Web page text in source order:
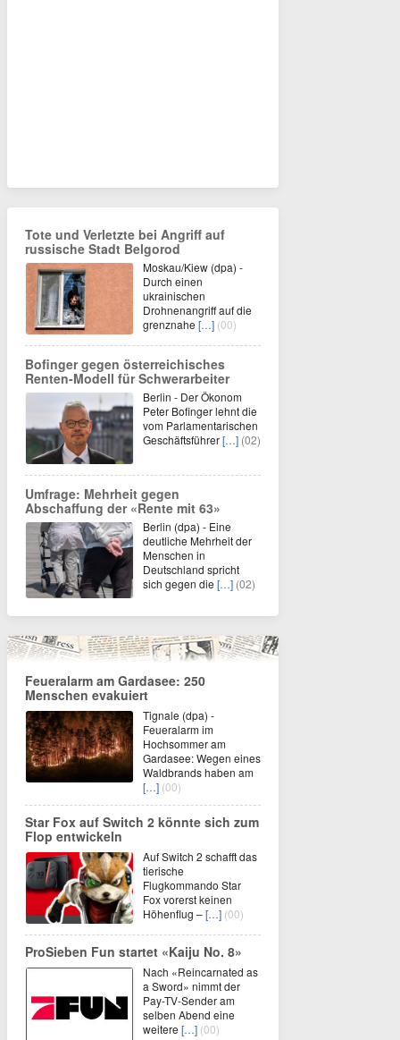
Tote und Verletzte bei Angriff auf
russische Stadt Belgorod
Moskau/Kiew (dpa) -
Durch einen
ukrainischen
Drohnenangriff auf die
grenznahe […] (00)
Bofinger gegen österreichisches
Renten-Modell für Schwerarbeiter
Berlin - Der Ökonom
Peter Bofinger lehnt die
vom Parlamentarischen
Geschäftsführer[…] (02)
Umfrage: Mehrheit gegen
Abschaffung der «Rente mit 63»
Berlin (dpa) - Eine
deutliche Mehrheit der
Menschen in
Deutschland spricht
sich gegen die […] (02)
Feueralarm am Gardasee: 250
Menschen evakuiert
Tignale (dpa) -
Feueralarm im
Hochsommer am
Gardasee: Wegen eines
Waldbrands haben am
[…] (00)
Star Fox auf Switch 2 könnte sich zum
Flop entwickeln
Auf Switch 2 schafft das
tierische
Flugkommando Star
Fox vorerst keinen
Höhenflug –[…] (00)
ProSieben Fun startet «Kaiju No. 8»
Nach «Reincarnated as
a Sword» nimmt der
Pay-TV-Sender am
selben Abend eine
weitere […] (00)